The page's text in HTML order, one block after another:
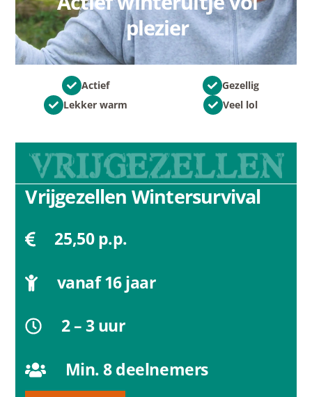
plezier
Actief
Gezellig
Lekker warm
Veel lol
Vrijgezellen Wintersurvival
25,50p.p.
vanaf 16 jaar
2 – 3 uur
Min.8deelnemers